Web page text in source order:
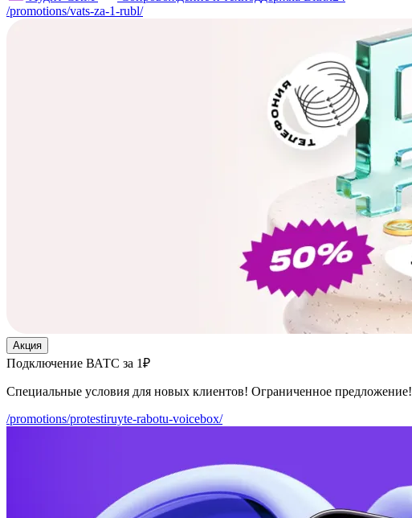
/promotions/vats-za-1-rubl/
Акция
Подключение ВАТС за 1₽
Специальные условия для новых клиентов! Ограниченное предложение!
/promotions/protestiruyte-rabotu-voicebox/